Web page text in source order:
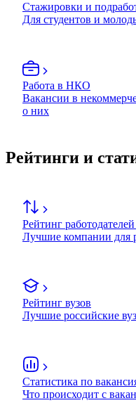
Стажировки и
Для студентов и
Работа в НКО
Вакансии в
о них
Рейтинги и
Рейтинг
Лучшие компании для
Рейтинг вузов
Лучшие российские
Статистика по
Что происходит с